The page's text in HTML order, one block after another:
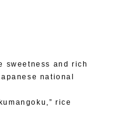
sweetness and rich
national
rice